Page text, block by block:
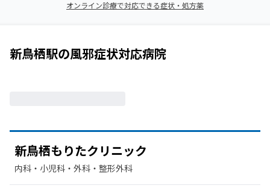
オンライン診療で対応できる症状・処方薬
新鳥栖駅の風邪症状対応病院
新鳥栖もりたクリニック
内科・​小児科・​外科・​整形外科